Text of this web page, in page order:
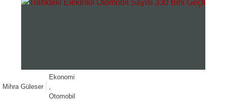
Mihra Güleser
Ekonomi
Otomobil